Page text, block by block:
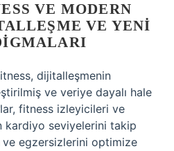
VE MODERN
VE YENI
dijitalleşmenin
ve veriye dayalı hale
fitness izleyicileri ve
kardiyo seviyelerini takip
egzersizlerini optimize